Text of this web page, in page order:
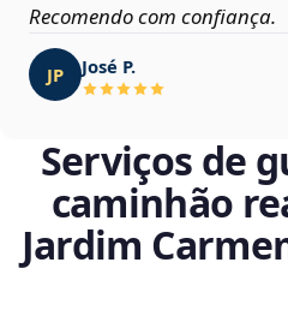
Recomendo com confiança.
JP José P.
Serviços de
caminhão
Jardim